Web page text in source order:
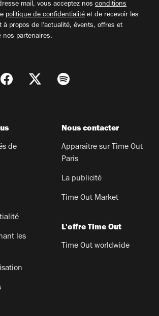
mail, vous acceptez nos conditions
politique de confidentialité et de recevoir les
à propos de l'actualité, évents, offres et
nos partenaires.
de
les
Nous contacter
Apparaitre sur Time Out
Paris
La publicité
Time Out Market
L'offre Time Out
Time Out worldwide